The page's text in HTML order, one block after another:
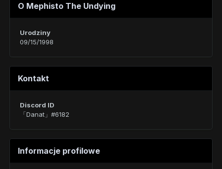
O Mephisto The Undying
Urodziny
09/15/1998
Kontakt
Discord ID
「Danat」#6182
Informacje profilowe